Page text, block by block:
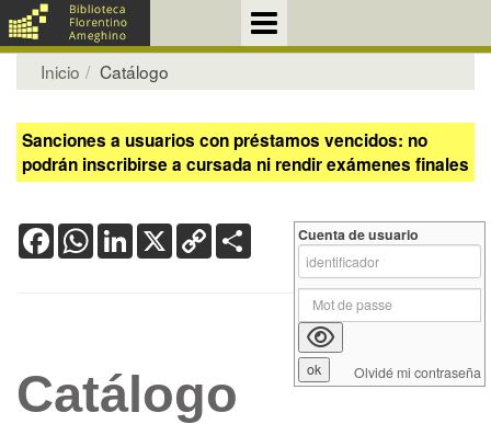
Inicio Catálogo
Sanciones a usuarios con préstamos vencidos: no
podrán inscribirse a cursada ni rendir exámenes finales
FacebookWhatsApp
LinkedIn
X Copy
Link
Catálogo
Cuenta de usuario
Olvidé mi contraseña